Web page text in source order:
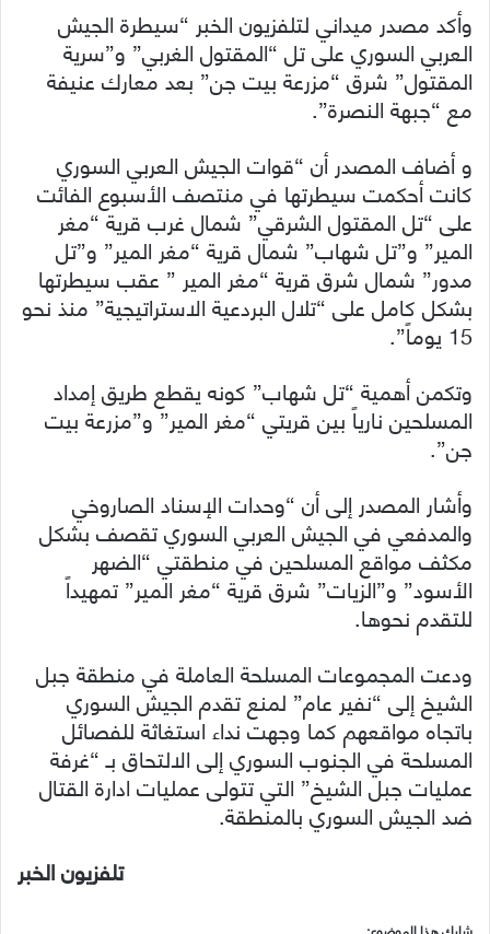
وأكد مصدر ميداني لتلفزيون الخبر “سيطرة الجيش
العربي السوري على تل “المقتول الغربي” و”سرية
المقتول” شرق “مزرعة بيت جن” بعد معارك عنيفة
مع “جبهة النصرة”.
و أضاف المصدر أن “قوات الجيش العربي السوري
كانت أحكمت سيطرتها في منتصف الأسبوع الفائت
على “تل المقتول الشرقي” شمال غرب قرية “مغر
المير” و”تل شهاب” شمال قرية “مغر المير” و”تل
مدور” شمال شرق قرية “مغر المير ” عقب سيطرتها
بشكل كامل على “تلال البردعية الاستراتيجية” منذ نحو
15 يوماً”.
وتكمن أهمية “تل شهاب” كونه يقطع طريق إمداد
المسلحين نارياً بين قريتي “مغر المير” و”مزرعة بيت
جن”.
وأشار المصدر إلى أن “وحدات الإسناد الصاروخي
والمدفعي في الجيش العربي السوري تقصف بشكل
مكثف مواقع المسلحين في منطقتي “الضهر
الأسود” و”الزيات” شرق قرية “مغر المير” تمهيداً
للتقدم نحوها.
ودعت المجموعات المسلحة العاملة في منطقة جبل
الشيخ إلى “نفير عام” لمنع تقدم الجيش السوري
باتجاه مواقعهم كما وجهت نداء استغاثة للفصائل
المسلحة في الجنوب السوري إلى الالتحاق بـ “غرفة
عمليات جبل الشيخ” التي تتولى عمليات ادارة القتال
ضد الجيش السوري بالمنطقة.
تلفزيون الخبر